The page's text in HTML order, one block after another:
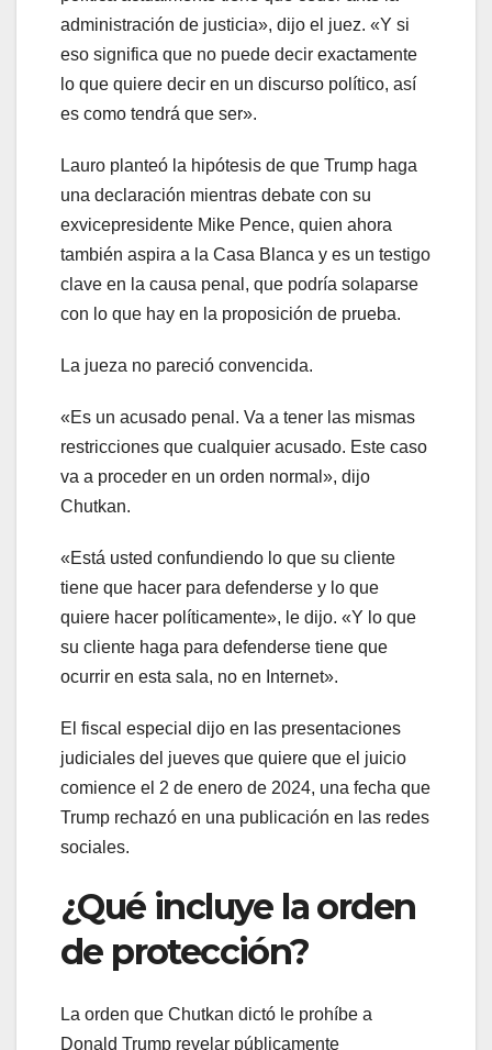
administración de justicia», dijo el juez. «Y si
eso significa que no puede decir exactamente
lo que quiere decir en un discurso político, así
es como tendrá que ser».
Lauro planteó la hipótesis de que Trump haga
una declaración mientras debate con su
exvicepresidente Mike Pence, quien ahora
también aspira a la Casa Blanca y es un testigo
clave en la causa penal, que podría solaparse
con lo que hay en la proposición de prueba.
La jueza no pareció convencida.
«Es un acusado penal. Va a tener las mismas
restricciones que cualquier acusado. Este caso
va a proceder en un orden normal», dijo
Chutkan.
«Está usted confundiendo lo que su cliente
tiene que hacer para defenderse y lo que
quiere hacer políticamente», le dijo. «Y lo que
su cliente haga para defenderse tiene que
ocurrir en esta sala, no en Internet».
El fiscal especial dijo en las presentaciones
judiciales del jueves que quiere que el juicio
comience el 2 de enero de 2024, una fecha que
Trump rechazó en una publicación en las redes
sociales.
¿Qué incluye la orden
de protección?
La orden que Chutkan dictó le prohíbe a
Donald Trump revelar públicamente